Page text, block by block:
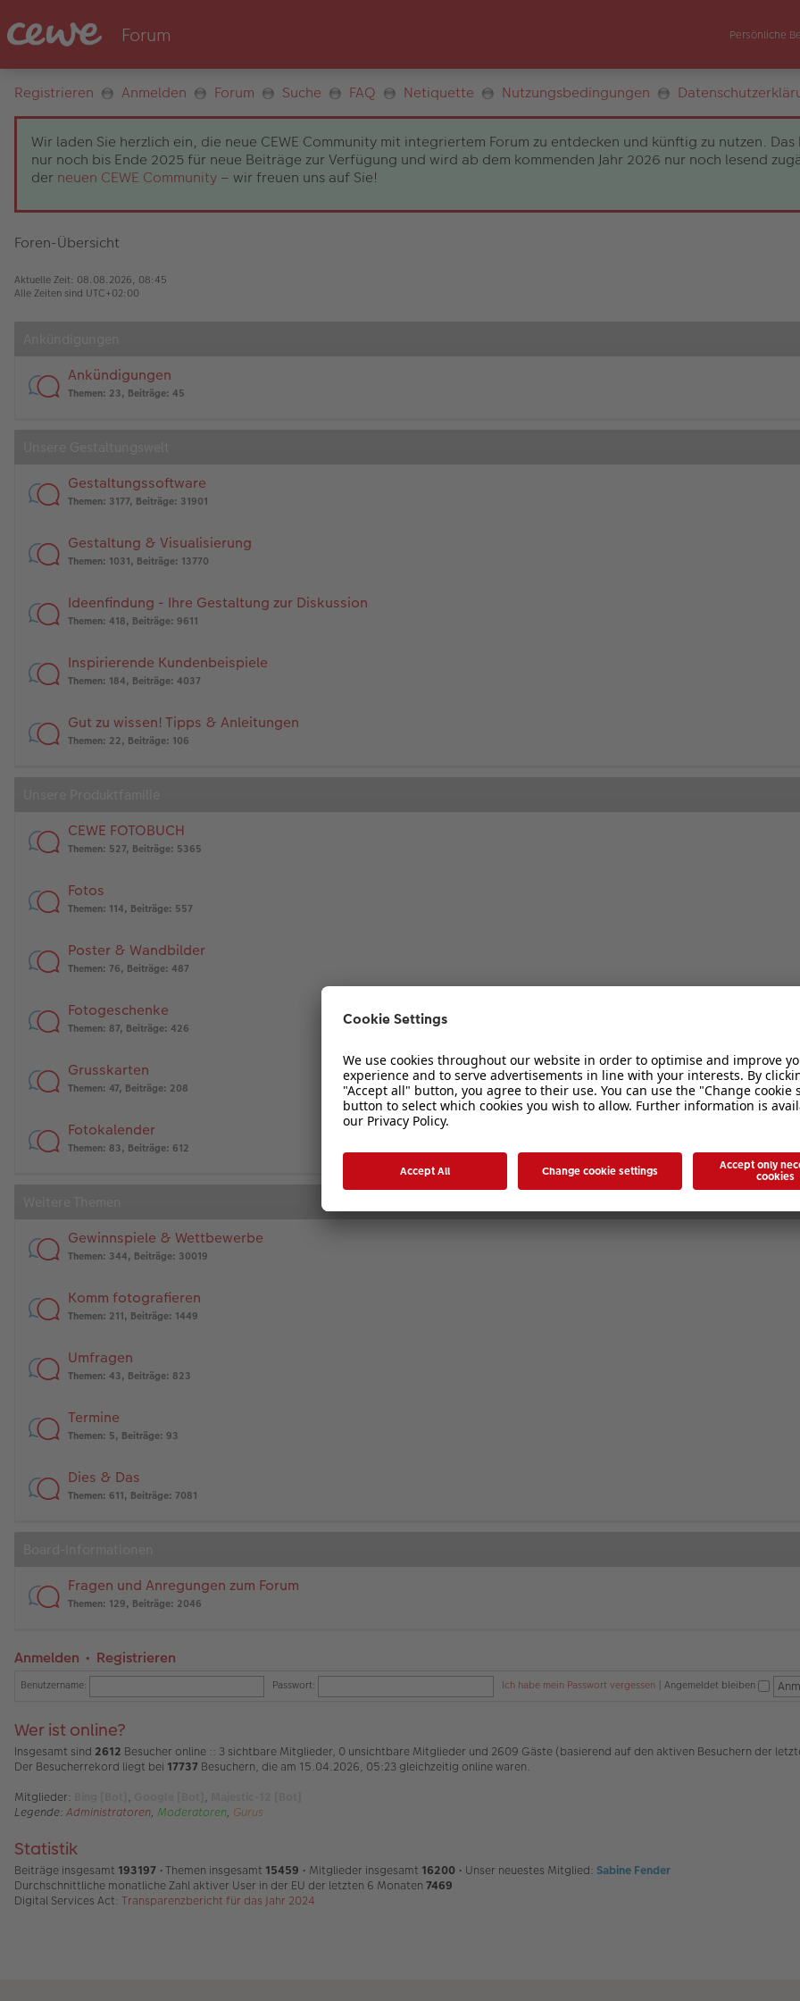
Persönliche
Registrieren Anmelden Forum Suche FAQ Netiquette Nutzungsbedingungen
Wir laden Sie herzlich ein, die neue CEWE Community mit integriertem Forum zu entdecken und künftig zu nutzen.
nur noch bis Ende 2025 für neue Beiträge zur Verfügung und wird ab dem kommenden Jahr 2026 nur noch lesend
der neuen CEWE Community – wir freuen uns auf Sie!
Foren-Übersicht
Aktuelle Zeit: 08.08.2026, 08:45
Alle Zeiten sind UTC+02:00
Ankündigungen
Themen: 23, Beiträge: 45
Gestaltungssoftware
Themen: 3177, Beiträge: 31901
Gestaltung & Visualisierung
Themen: 1031, Beiträge: 13770
Ideenfindung - Ihre Gestaltung zur Diskussion
Themen: 418, Beiträge: 9611
Inspirierende Kundenbeispiele
Themen: 184, Beiträge: 4037
Gut zu wissen! Tipps & Anleitungen
Themen: 22, Beiträge: 106
CEWE FOTOBUCH
Themen: 527, Beiträge: 5365
Fotos
Themen: 114, Beiträge: 557
Poster & Wandbilder
Themen: 76, Beiträge: 487
Fotogeschenke
Themen: 87, Beiträge: 426
Grusskarten
Themen: 47, Beiträge: 208
Fotokalender
Themen: 83, Beiträge: 612
Gewinnspiele & Wettbewerbe
Themen: 344, Beiträge: 30019
Komm fotografieren
Themen: 211, Beiträge: 1449
Umfragen
Themen: 43, Beiträge: 823
Termine
Themen: 5, Beiträge: 93
Dies & Das
Themen: 611, Beiträge: 7081
Fragen und Anregungen zum Forum
Themen: 129, Beiträge: 2046
Anmelden • Registrieren
Benutzername: Passwort: Ich habe mein Passwort vergessen Angemeldet bleiben
Wer ist online?
Insgesamt sind 2612 Besucher online :: 3 sichtbare Mitglieder, 0 unsichtbare Mitglieder und 2609 Gäste (basierend auf den aktiven Besuchern der
Der Besucherrekord liegt bei 17737 Besuchern, die am 15.04.2026, 05:23 gleichzeitig online waren.
Mitglieder:
, ,
Legende: Administratoren, Moderatoren, Gurus
Statistik
Beiträge insgesamt 193197 • Themen insgesamt 15459 • Mitglieder insgesamt 16200 • Unser neuestes Mitglied: Sabine Fender
Durchschnittliche monatliche Zahl aktiver User in der EU der letzten 6 Monaten 7469
Digital Services Act: Transparenzbericht für das Jahr 2024